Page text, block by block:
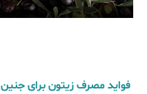
فواید مصرف زیتون برای جنین